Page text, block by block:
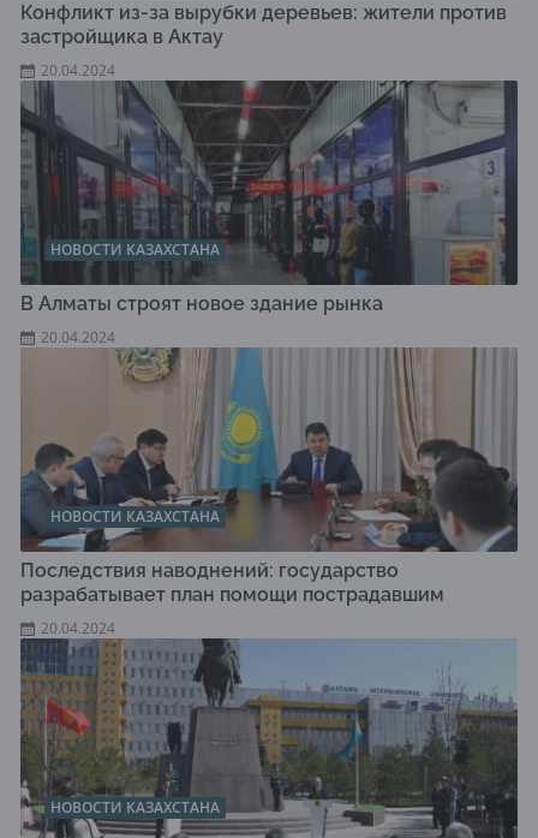
Конфликт из-за вырубки деревьев: жители против
застройщика в Актау
20.04.2024
НОВОСТИ КАЗАХСТАНА
В Алматы строят новое здание рынка
20.04.2024
НОВОСТИ КАЗАХСТАНА
Последствия наводнений: государство
разрабатывает план помощи пострадавшим
20.04.2024
НОВОСТИ КАЗАХСТАНА